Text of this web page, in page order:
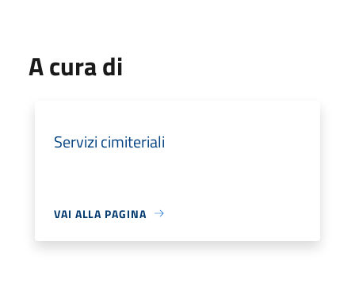
A cura di
Servizi cimiteriali
VAI ALLA PAGINA